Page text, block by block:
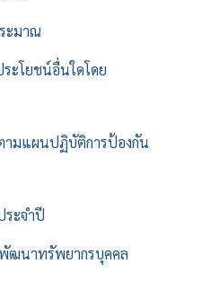
ะมาณ
ะโยชน์อื่นใดโดย
ามแผนปฏิบัติการป้องกัน
ระจำปี
ฒนาทรัพยากรบุคคล